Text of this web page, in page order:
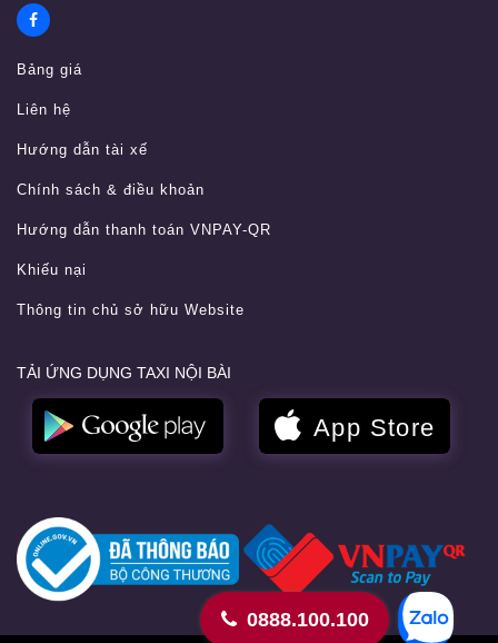
Bảng giá
Liên hệ
Hướng dẫn tài xế
Chính sách & điều khoản
Hướng dẫn thanh toán VNPAY-QR
Khiếu nại
Thông tin chủ sở hữu Website
TẢI ỨNG DỤNG TAXI NỘI BÀI
0888.100.100